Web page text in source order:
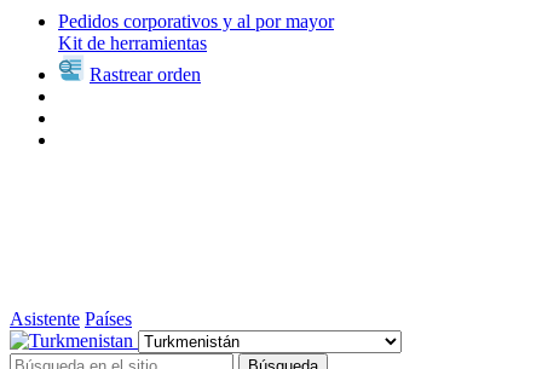
Pedidos corporativos y al por mayor
Kit de herramientas
Rastrear orden
Asistente Países